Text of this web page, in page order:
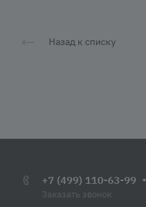
Назад к списку
+7 (499) 110-63-99
Заказать звонок